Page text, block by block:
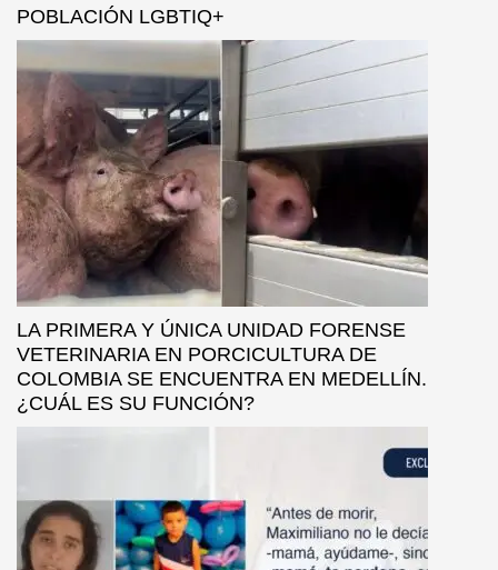
POBLACIÓN LGBTIQ+
LA PRIMERA Y ÚNICA UNIDAD FORENSE
VETERINARIA EN PORCICULTURA DE
COLOMBIA SE ENCUENTRA EN MEDELLÍN.
¿CUÁL ES SU FUNCIÓN?